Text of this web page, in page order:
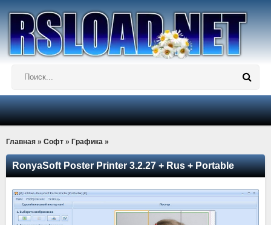
Главная » Софт » Графика »
RonyaSoft Poster Printer 3.2.27 + Rus + Portable